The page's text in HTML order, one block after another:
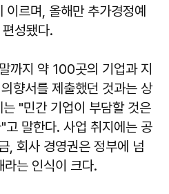
르며, 올해만 추가경정예
성됐다.
까지 약 100곳의 기업과 지
향서를 제출했던 것과는 상
"민간 기업이 부담할 것은
고 말한다. 사업 취지에는 공
, 회사 경영권은 정부에 넘
는 인식이 크다.